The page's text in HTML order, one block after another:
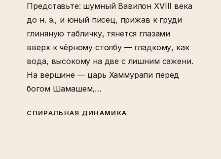
Представьте: шумный Вавилон XVIII века
до н. э., и юный писец, прижав к груди
глиняную табличку, тянется глазами
вверх к чёрному столбу — гладкому, как
вода, высокому на две с лишним сажени.
На вершине — царь Хаммурапи перед
богом Шамашем,…
СПИРАЛЬНАЯ ДИНАМИКА